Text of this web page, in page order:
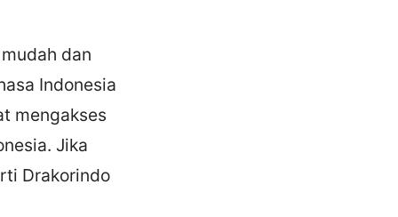
dan
Indonesia
mengakses
Jika
Drakorindo